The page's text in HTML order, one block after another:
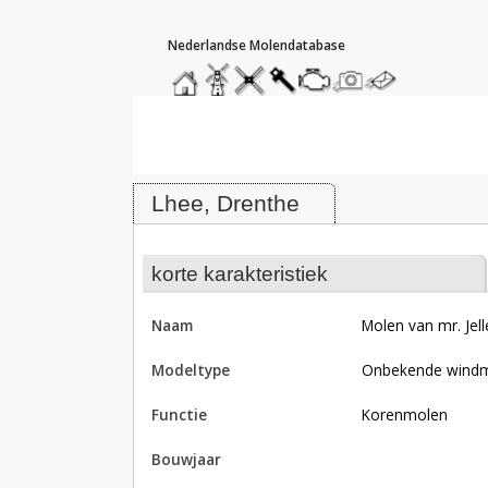
hoofdmenu
homemolendatabase
roedendatabase
assendatabase
motorendatabase
stuur
een
stuur
een
Lhee, Drenthe
korte karakteristiek
naam Molen van mr.
modeltype Onbekende
functie korenmolen
bouwjaar